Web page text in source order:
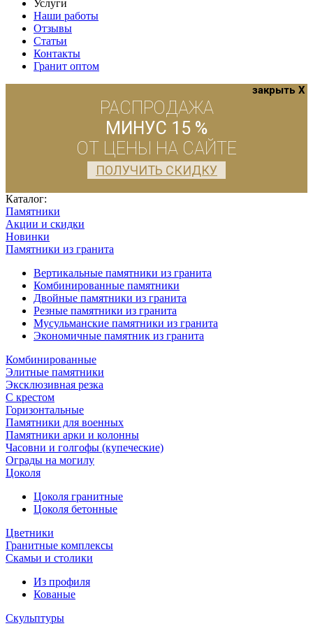
Услуги
Наши работы
Отзывы
Статьи
Контакты
Гранит оптом
закрыть X
РАСПРОДАЖА
МИНУС 15 %
ОТ ЦЕНЫ НА САЙТЕ
ПОЛУЧИТЬ СКИДКУ
Каталог:
Памятники
Акции и скидки
Новинки
Памятники из гранита
Вертикальные памятники из гранита
Комбинированные памятники
Двойные памятники из гранита
Резные памятники из гранита
Мусульманские памятники из гранита
Экономичные памятник из гранита
Комбинированные
Элитные памятники
Эксклюзивная резка
С крестом
Горизонтальные
Памятники для военных
Памятники арки и колонны
Часовни и голгофы (купеческие)
Ограды на могилу
Цоколя
Цоколя гранитные
Цоколя бетонные
Цветники
Гранитные комплексы
Cкамьи и столики
Из профиля
Кованые
Скульптуры